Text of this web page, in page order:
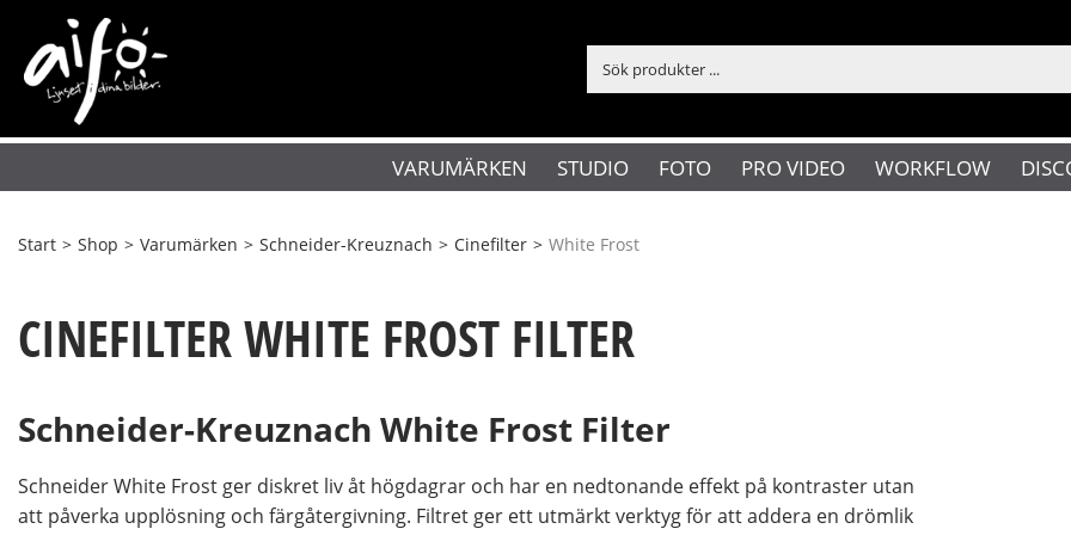
VARUMÄRKEN STUDIO FOTO PRO VIDEO WORKFLOW
Start > Shop > Varumärken > Schneider-Kreuznach > Cinefilter > White Frost
CINEFILTER WHITE FROST FILTER
Schneider-Kreuznach White Frost Filter
Schneider White Frost ger diskret liv åt högdagrar och har en nedtonande effekt på kontraster utan
att påverka upplösning och färgåtergivning. Filtret ger ett utmärkt verktyg för att addera en drömlik